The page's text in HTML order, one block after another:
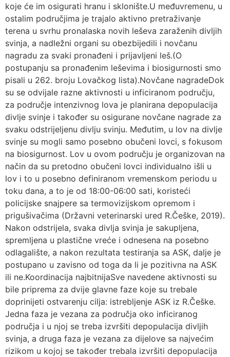
koje će im osigurati hranu i sklonište.U međuvremenu, u
ostalim područjima je trajalo aktivno pretraživanje
terena u svrhu pronalaska novih leševa zaraženih divljih
svinja, a nadležni organi su obezbijedili i novčanu
nagradu za svaki pronađeni i prijavljeni leš.(O
postupanju sa pronađenim leševima i biosigurnosti smo
pisali u 262. broju Lovačkog lista).Novčane nagradeDok
su se odvijale razne aktivnosti u inficiranom području,
za područje intenzivnog lova je planirana depopulacija
divlje svinje i također su osigurane novčane nagrade za
svaku odstrijeljenu divlju svinju. Međutim, u lov na divlje
svinje su mogli samo posebno obučeni lovci, s fokusom
na biosigurnost. Lov u ovom području je organizovan na
način da su pretodno obučeni lovci individualno išli u
lov i to u posebno definiranom vremenskom periodu u
toku dana, a to je od 18:00-06:00 sati, koristeći
policijske snajpere sa termovizijskom opremom i
prigušivačima (Državni veterinarski ured R.Češke, 2019).
Nakon odstrijela, svaka divlja svinja je sakupljena,
spremljena u plastične vreće i odnesena na posebno
odlagalište, a nakon rezultata testiranja sa ASK, dalje je
postupano u zavisno od toga da li je pozitivna na ASK
ili ne.Koordinacija najbitnijaSve navedene aktivnosti su
bile priprema za dvije glavne faze koje su trebale
doprinijeti ostvarenju cilja: istrebljenje ASK iz R.Češke.
Jedna faza je vezana za područja oko inficiranog
područja i u njoj se treba izvršiti depopulacija divljih
svinja, a druga faza je vezana za dijelove sa najvećim
rizikom u kojoj se također trebala izvršiti depopulacija